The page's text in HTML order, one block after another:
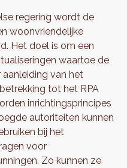
regering wordt de
woonvriendelijke
Het doel is om een
waartoe de
aanleiding van het
tot het RPA
inrichtingsprincipes
autoriteiten kunnen
bij het
voor
Zo kunnen ze